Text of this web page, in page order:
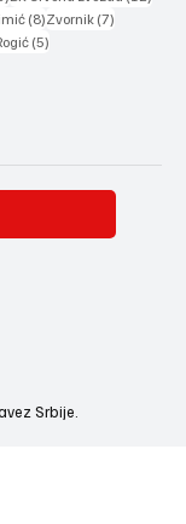
(8)8 posts
Zvornik (7)
(5)
Srbije.